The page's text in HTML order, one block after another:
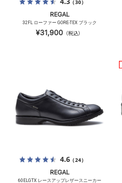
（30）
REGAL
32FL ローファー GORE-TEX ブラック
¥31,900 （税込）
4.6（24）
REGAL
60ELGTX レースアップレザースニーカー